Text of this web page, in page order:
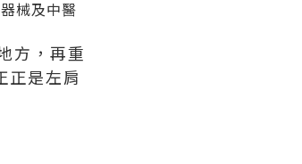
械及中醫
方，再重
正是左肩